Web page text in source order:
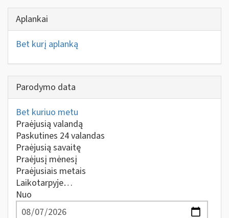
Aplankai
Bet kurį aplanką
Parodymo data
Bet kuriuo metu
Praėjusią valandą
Paskutines 24 valandas
Praėjusią savaitę
Praėjusį mėnesį
Praėjusiais metais
Laikotarpyje…
Nuo